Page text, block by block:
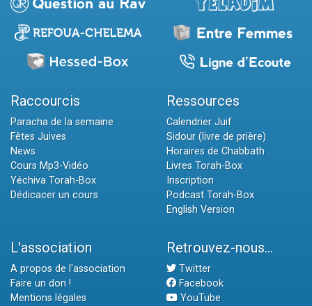
Raccourcis
Paracha de la semaine
Fêtes Juives
News
Cours Mp3-Vidéo
Yéchiva Torah-Box
Dédicacer un cours
Ressources
Calendrier Juif
Sidour (livre de prière)
Horaires de Chabbath
Livres Torah-Box
Inscription
Podcast Torah-Box
English Version
L'association
A propos de l'association
Faire un don !
Mentions légales
Retrouvez-nous...
Twitter
Facebook
YouTube